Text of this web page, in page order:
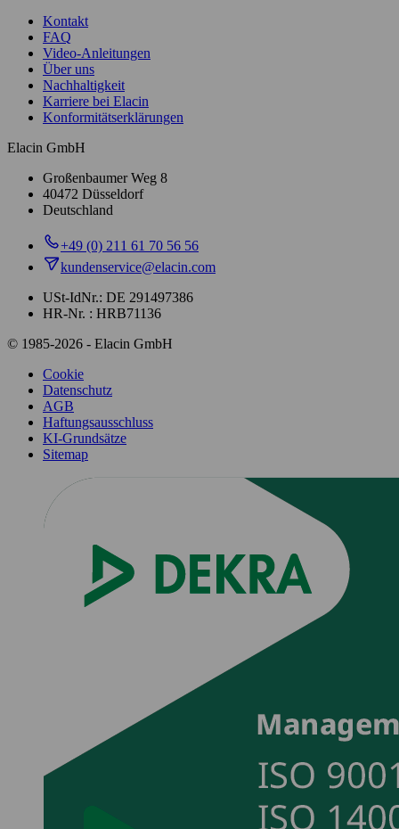
Kontakt
FAQ
Video-Anleitungen
Über uns
Nachhaltigkeit
Karriere bei Elacin
Konformitätserklärungen
Elacin GmbH
Großenbaumer Weg 8
40472 Düsseldorf
Deutschland
+49 (0) 211 61 70 56 56
kundenservice@elacin.com
USt-IdNr.: DE 291497386
HR-Nr. : HRB71136
© 1985-2026 - Elacin GmbH
Cookie
Datenschutz
AGB
Haftungsausschluss
KI-Grundsätze
Sitemap